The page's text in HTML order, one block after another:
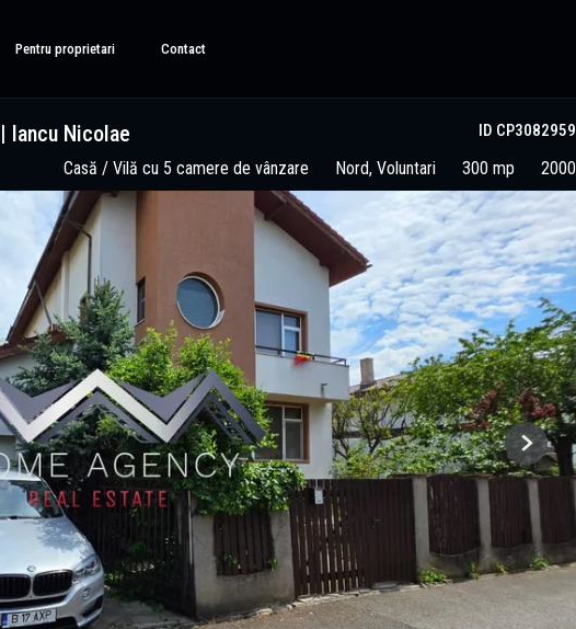
Pentru proprietari Contact
ID CP3082959
Iancu Nicolae
Casă / Vilă cu 5 camere de vânzare Nord, Voluntari 300 mp 2000
Next